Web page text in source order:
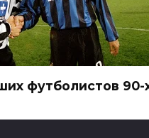
футболистов 90-